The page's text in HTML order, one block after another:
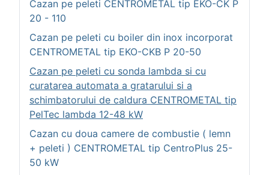
Cazan pe peleti CENTROMETAL tip EKO-CK P
20 - 110
Cazan pe peleti cu boiler din inox incorporat
CENTROMETAL tip EKO-CKB P 20-50
Cazan pe peleti cu sonda lambda si cu
curatarea automata a gratarului si a
schimbatorului de caldura CENTROMETAL tip
PelTec lambda 12-48 kW
Cazan cu doua camere de combustie ( lemn
+ peleti ) CENTROMETAL tip CentroPlus 25-
50 kW